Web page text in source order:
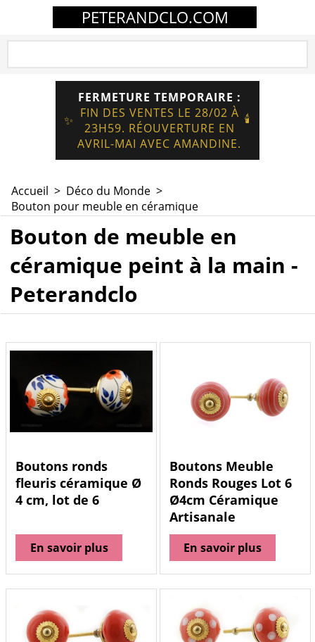
PETERANDCLO.COM
✨
FERMETURE TEMPORAIRE :
FIN DES VENTES LE 28/02 À
23H59. RÉOUVERTURE EN
AVRIL-MAI AVEC AMANDINE.
🕯️
Accueil > Déco du Monde >
Bouton pour meuble en céramique
Bouton de meuble en
céramique peint à la main -
Peterandclo
Boutons ronds
fleuris céramique Ø
4 cm, lot de 6
En savoir plus
Boutons Meuble
Ronds Rouges Lot 6
Ø4cm Céramique
Artisanale
En savoir plus